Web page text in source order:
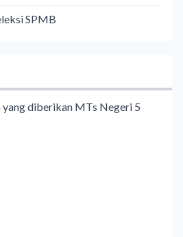
SPMB
yang diberikan MTs Negeri 5